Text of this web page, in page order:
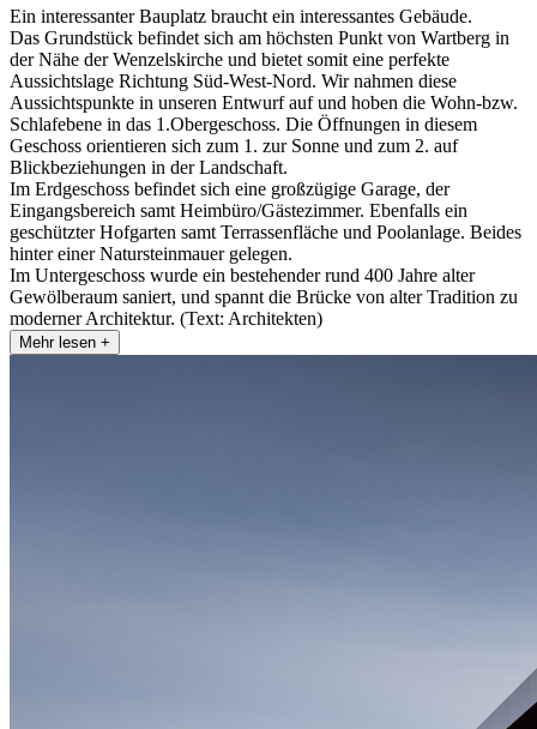
Ein interessanter Bauplatz braucht ein interessantes Gebäude.
Das Grundstück befindet sich am höchsten Punkt von Wartberg in
der Nähe der Wenzelskirche und bietet somit eine perfekte
Aussichtslage Richtung Süd-West-Nord. Wir nahmen diese
Aussichtspunkte in unseren Entwurf auf und hoben die Wohn-bzw.
Schlafebene in das 1.Obergeschoss. Die Öffnungen in diesem
Geschoss orientieren sich zum 1. zur Sonne und zum 2. auf
Blickbeziehungen in der Landschaft.
Im Erdgeschoss befindet sich eine großzügige Garage, der
Eingangsbereich samt Heimbüro/Gästezimmer. Ebenfalls ein
geschützter Hofgarten samt Terrassenfläche und Poolanlage. Beides
hinter einer Natursteinmauer gelegen.
Im Untergeschoss wurde ein bestehender rund 400 Jahre alter
Gewölberaum saniert, und spannt die Brücke von alter Tradition zu
moderner Architektur. (Text: Architekten)
Mehr lesen +